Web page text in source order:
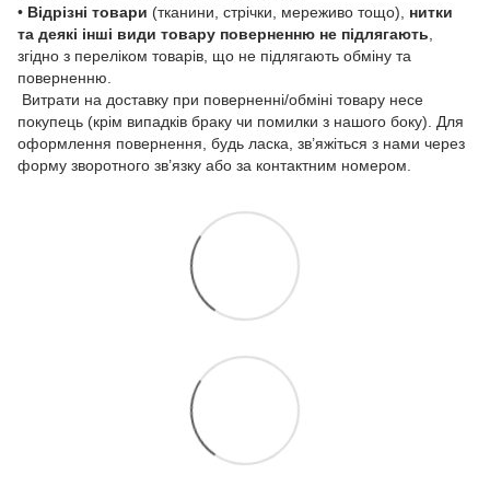
• Відрізні товари (тканини, стрічки, мереживо тощо), нитки
та деякі інші види товару поверненню не підлягають
згідно з переліком товарів, що не підлягають обміну та
поверненню.
Витрати на доставку при поверненні/обміні товару несе
покупець (крім випадків браку чи помилки з нашого боку). Для
оформлення повернення, будь ласка, зв’яжіться з нами через
форму зворотного зв’язку або за контактним номером.